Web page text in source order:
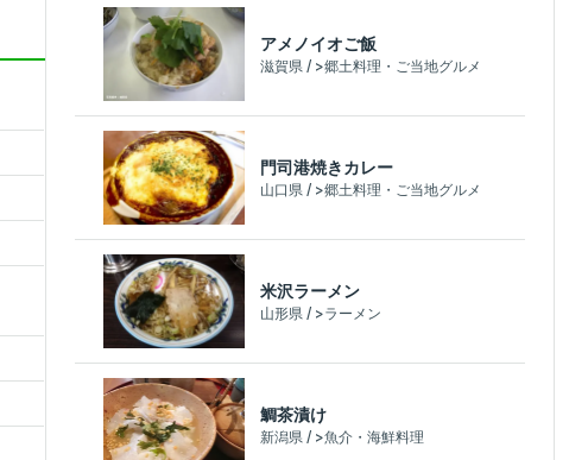
アメノイオご飯
滋賀県 / >郷土料理・ご当地グルメ
門司港焼きカレー
山口県 / >郷土料理・ご当地グルメ
米沢ラーメン
山形県 / >ラーメン
鯛茶漬け
新潟県 / >魚介・海鮮料理